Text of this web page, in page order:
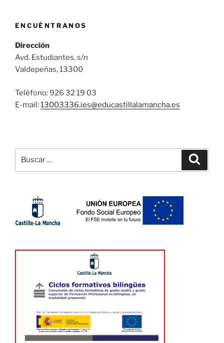
ENCUÉNTRANOS
Dirección
Avd. Estudiantes, s/n
Valdepeñas, 13300
Teléfono: 926 32 19 03
E-mail:13003336.ies@educastillalamancha.es
por: